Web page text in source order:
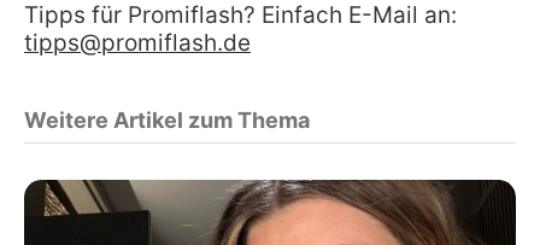
Tipps für Promiflash? Einfach E-Mail an:
tipps@promiflash.de
Weitere Artikel zum Thema